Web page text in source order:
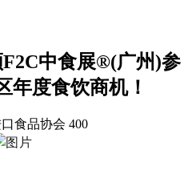
中食展®(广州)参
年度食饮商机！
食品协会 400